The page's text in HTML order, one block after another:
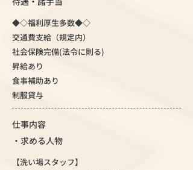
◆◇福利厚生多数◆◇
交通費支給（規定内）
社会保険完備(法令に則る)
昇給あり
食事補助あり
制服貸与
仕事内容
・求める人物
【洗い場スタッフ】